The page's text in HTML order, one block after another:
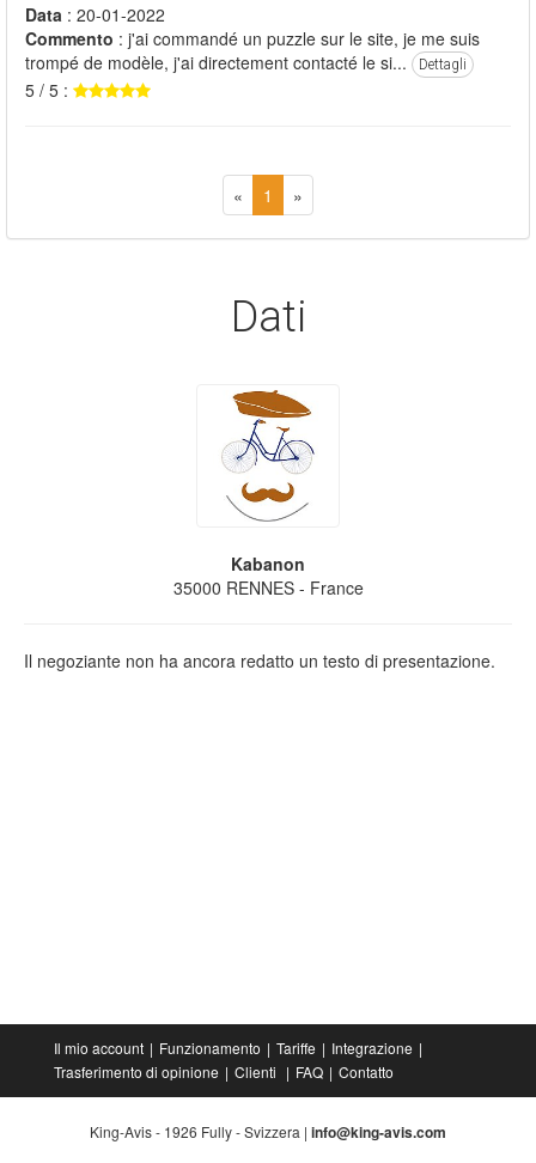
Data : 20-01-2022
Commento : j'ai commandé un puzzle sur le site, je me suis
trompé de modèle, j'ai directement contacté le si...
Dettagli
5 / 5 :
« 1 »
Dati
Kabanon
35000 RENNES- France
Il negoziante non ha ancora redatto un testo di presentazione.
Il mio account Funzionamento Tariffe
Integrazione
Trasferimento di opinione
Clienti FAQ Contatto
King-Avis - 1926 Fully - Svizzera | info@king-avis.com